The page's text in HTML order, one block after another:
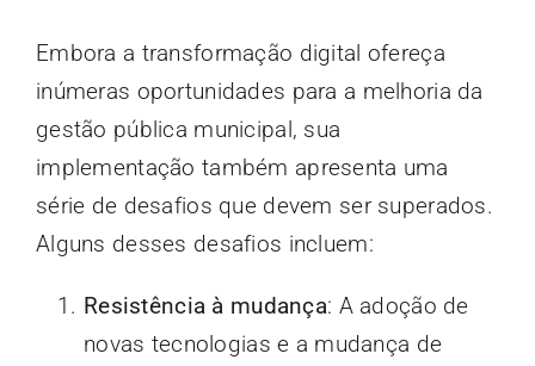
Embora a transformação digital ofereça
inúmeras oportunidades para a melhoria da
gestão pública municipal, sua
implementação também apresenta uma
série de desafios que devem ser superados.
Alguns desses desafios incluem:
Resistência à mudança: A adoção de
novas tecnologias e a mudança de